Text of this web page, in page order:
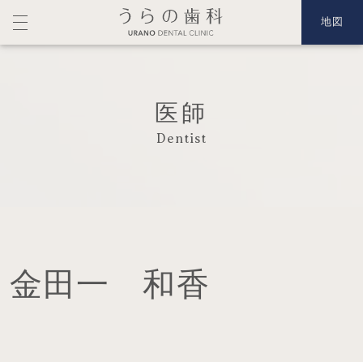
地図
医師
Dentist
金田一 和香